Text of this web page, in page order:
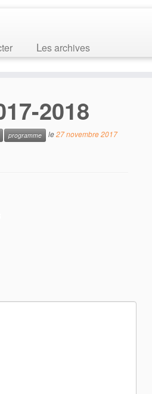
Les archives
2018
programme le27 novembre 2017